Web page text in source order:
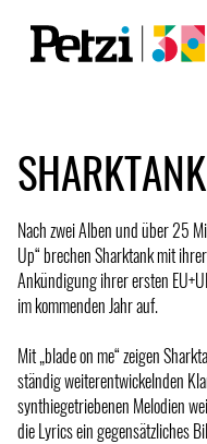
Nach zwei Alben und über 25
Up“ brechen Sharktank mit
Ankündigung ihrer ersten
im kommenden Jahr auf.
Mit „blade on me“ zeigen
ständig weiterentwickelnden
synthiegetriebenen Melodien
die Lyrics ein gegensätzliches